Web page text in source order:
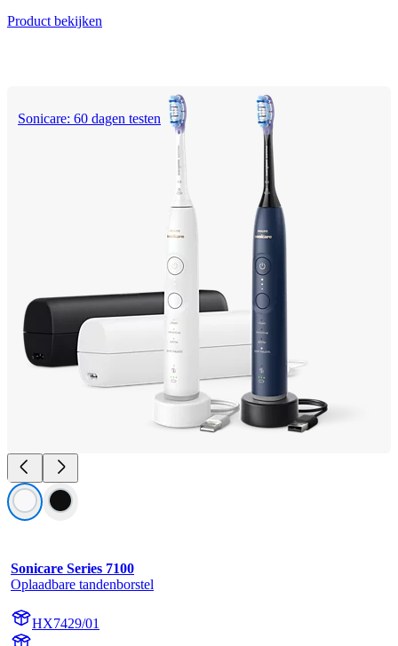
Product bekijken
Sonicare: 60 dagen testen
Sonicare Series 7100
Oplaadbare tandenborstel
HX7429/01